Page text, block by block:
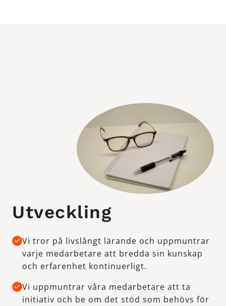
Utveckling
Vi tror på livslångt lärande och uppmuntrar
varje medarbetare att bredda sin kunskap
och erfarenhet kontinuerligt.
Vi uppmuntrar våra medarbetare att ta
initiativ och be om det stöd som behövs för